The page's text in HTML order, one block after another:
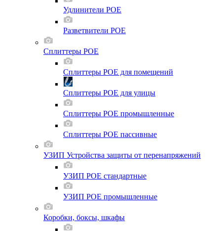
Удлинители POE
Разветвители POE
Сплиттеры POE
Сплиттеры POE для помещений
Сплиттеры POE для улицы
Сплиттеры POE промышленные
Сплиттеры POE пассивные
УЗИП Устройства защиты от перенапряжений
УЗИП POE стандартные
УЗИП POE промышленные
Коробки, боксы, шкафы